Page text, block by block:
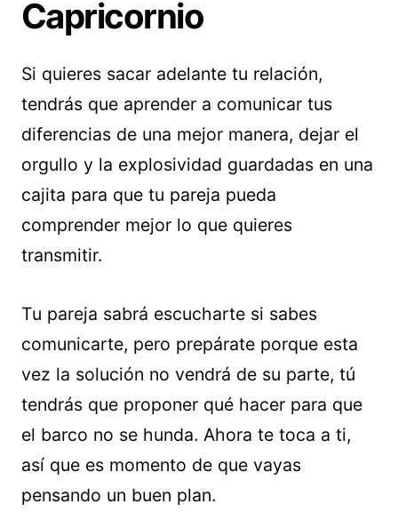
Capricornio
Si quieres sacar adelante tu relación,
tendrás que aprender a comunicar tus
diferencias de una mejor manera, dejar el
orgullo y la explosividad guardadas en una
cajita para que tu pareja pueda
comprender mejor lo que quieres
transmitir.
Tu pareja sabrá escucharte si sabes
comunicarte, pero prepárate porque esta
vez la solución no vendrá de su parte, tú
tendrás que proponer qué hacer para que
el barco no se hunda. Ahora te toca a ti,
así que es momento de que vayas
pensando un buen plan.